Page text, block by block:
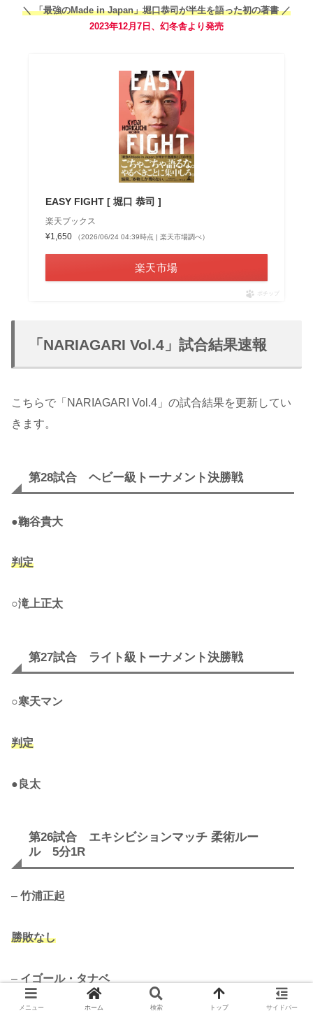
＼ 「最強のMade in Japan」堀口恭司が半生を語った初の著書 ／
2023年12月7日、幻冬舎より発売
EASY FIGHT [ 堀口 恭司 ]
楽天ブックス
¥1,650
（2026/06/24 04:39時点 | 楽天市場調べ）
楽天市場
ポチップ
「NARIAGARI Vol.4」試合結果速報
こちらで「NARIAGARI Vol.4」の試合結果を更新してい
きます。
第28試合 ヘビー級トーナメント決勝戦
●鞠谷貴大
判定
○滝上正太
第27試合 ライト級トーナメント決勝戦
○寒天マン
判定
● 良太
第26試合 エキシビションマッチ 柔術ルー
ル 5分1R
– 竹浦正起
勝敗なし
– イゴール・タナベ
メニュー ホーム 検索 トップ サイドバー